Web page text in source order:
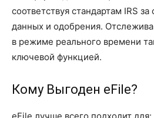
соответствуя стандартам IRS
данных и одобрения.
в режиме реального времени
ключевой функцией.
Кому Выгоден eFile?